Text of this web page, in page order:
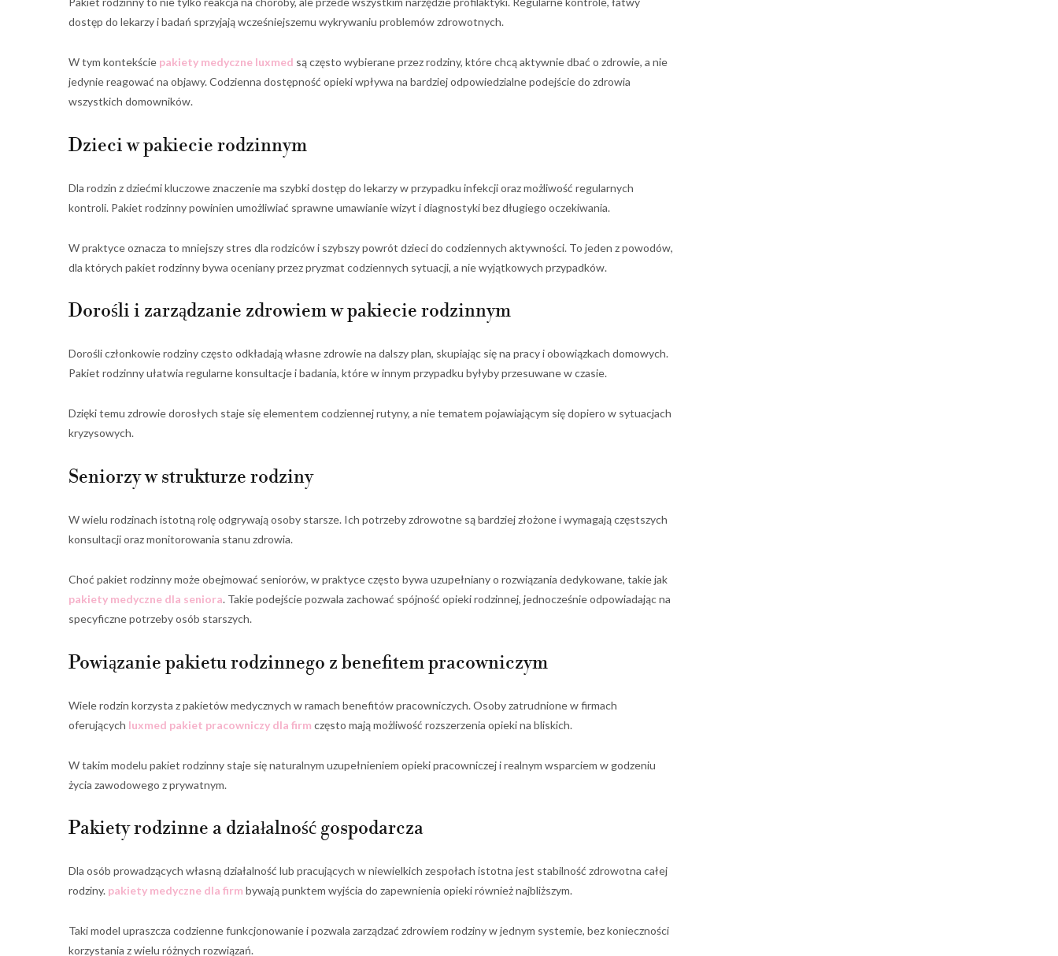
dostęp do lekarzy i badań sprzyjają wcześniejszemu wykrywaniu problemów zdrowotnych.
W tym kontekście pakiety medyczne luxmed są często wybierane przez rodziny, które chcą aktywnie dbać o zdrowie, a nie
jedynie reagować na objawy. Codzienna dostępność opieki wpływa na bardziej odpowiedzialne podejście do zdrowia
wszystkich domowników.
Dzieci w pakiecie rodzinnym
Dla rodzin z dziećmi kluczowe znaczenie ma szybki dostęp do lekarzy w przypadku infekcji oraz możliwość regularnych
kontroli. Pakiet rodzinny powinien umożliwiać sprawne umawianie wizyt i diagnostyki bez długiego oczekiwania.
W praktyce oznacza to mniejszy stres dla rodziców i szybszy powrót dzieci do codziennych aktywności. To jeden z powodów,
dla których pakiet rodzinny bywa oceniany przez pryzmat codziennych sytuacji, a nie wyjątkowych przypadków.
Dorośli i zarządzanie zdrowiem w pakiecie rodzinnym
Dorośli członkowie rodziny często odkładają własne zdrowie na dalszy plan, skupiając się na pracy i obowiązkach domowych.
Pakiet rodzinny ułatwia regularne konsultacje i badania, które w innym przypadku byłyby przesuwane w czasie.
Dzięki temu zdrowie dorosłych staje się elementem codziennej rutyny, a nie tematem pojawiającym się dopiero w sytuacjach
kryzysowych.
Seniorzy w strukturze rodziny
W wielu rodzinach istotną rolę odgrywają osoby starsze. Ich potrzeby zdrowotne są bardziej złożone i wymagają częstszych
konsultacji oraz monitorowania stanu zdrowia.
Choć pakiet rodzinny może obejmować seniorów, w praktyce często bywa uzupełniany o rozwiązania dedykowane, takie jak
pakiety medyczne dla seniora. Takie podejście pozwala zachować spójność opieki rodzinnej, jednocześnie odpowiadając na
specyficzne potrzeby osób starszych.
Powiązanie pakietu rodzinnego z benefitem pracowniczym
Wiele rodzin korzysta z pakietów medycznych w ramach benefitów pracowniczych. Osoby zatrudnione w firmach
oferujących luxmed pakiet pracowniczy dla firm często mają możliwość rozszerzenia opieki na bliskich.
W takim modelu pakiet rodzinny staje się naturalnym uzupełnieniem opieki pracowniczej i realnym wsparciem w godzeniu
życia zawodowego z prywatnym.
Pakiety rodzinne a działalność gospodarcza
Dla osób prowadzących własną działalność lub pracujących w niewielkich zespołach istotna jest stabilność zdrowotna całej
rodziny. pakiety medyczne dla firm bywają punktem wyjścia do zapewnienia opieki również najbliższym.
Taki model upraszcza codzienne funkcjonowanie i pozwala zarządzać zdrowiem rodziny w jednym systemie, bez konieczności
korzystania z wielu różnych rozwiązań.